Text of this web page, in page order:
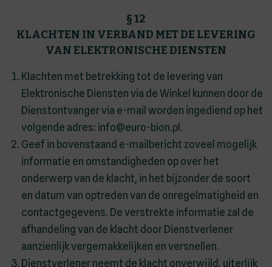
§ 12
KLACHTEN IN VERBAND MET DE LEVERING
VAN ELEKTRONISCHE DIENSTEN
Klachten met betrekking tot de levering van
Elektronische Diensten via de Winkel kunnen door de
Dienstontvanger via e-mail worden ingediend op het
volgende adres: info@euro-bion.pl.
Geef in bovenstaand e-mailbericht zoveel mogelijk
informatie en omstandigheden op over het
onderwerp van de klacht, in het bijzonder de soort
en datum van optreden van de onregelmatigheid en
contactgegevens. De verstrekte informatie zal de
afhandeling van de klacht door Dienstverlener
aanzienlijk vergemakkelijken en versnellen.
Dienstverlener neemt de klacht onverwijld, uiterlijk